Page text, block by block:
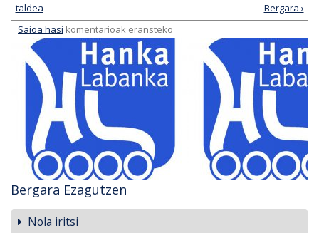
taldea
Bergara ›
Saioa hasi komentarioak eransteko
Bergara Ezagutzen
Nola iritsi